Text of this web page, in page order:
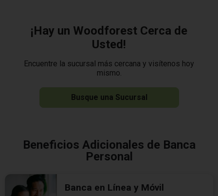
¡Hay un Woodforest Cerca de
Usted!
Encuentre la sucursal más cercana y visítenos hoy
mismo.
Busque una Sucursal
Beneficios Adicionales de Banca
Personal
Banca en Línea y Móvil